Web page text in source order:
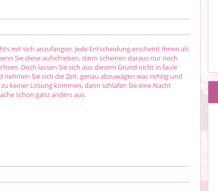
mit sich anzufangen. Jede Entscheidung erscheint Ihnen als
Sie diese aufschieben, dann scheinen daraus nur noch
Doch lassen Sie sich aus diesem Grund nicht in faule
Sie sich die Zeit, genau abzuwägen was richtig und
keiner Lösung kommen, dann schlafen Sie eine Nacht
schon ganz anders aus.